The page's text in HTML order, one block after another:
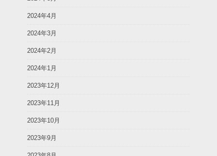
2024年4月
2024年3月
2024年2月
2024年1月
2023年12月
2023年11月
2023年10月
2023年9月